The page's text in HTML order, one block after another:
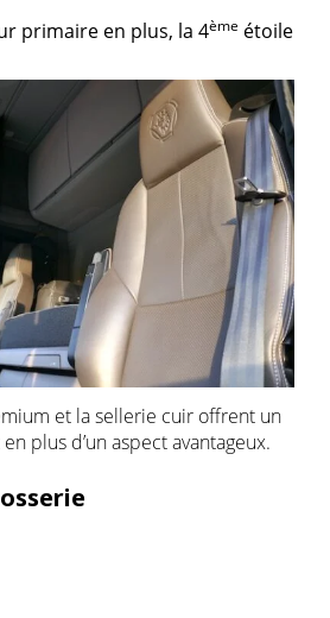
primaire en plus, la 4ème étoile
et la sellerie cuir offrent un
plus d’un aspect avantageux.